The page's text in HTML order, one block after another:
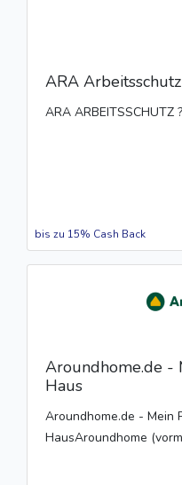
ARA Arbeitsschutz
ARA ARBEITSSCHUTZ
bis zu 15% Cash Back
Aroundhome.de -
Haus
Aroundhome.de - Mein
HausAroundhome